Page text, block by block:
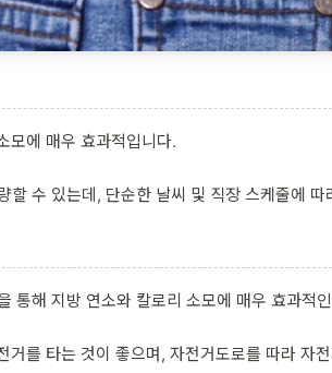
모에 매우 효과적입니다.
수 있는데, 단순한 날씨 및 직장 스케줄에
통해 지방 연소와 칼로리 소모에 매우 효과적
를 타는 것이 좋으며, 자전거도로를 따라 자